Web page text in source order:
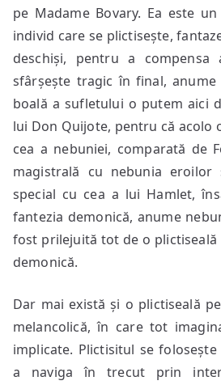
pe Madame Bovary. Ea este
individ care se plictisește,
deschiși, pentru a compensa
sfârșește tragic în final, anume
boală a sufletului o putem aici
lui Don Quijote, pentru că acolo
cea a nebuniei, comparată de
magistrală cu nebunia eroilor
special cu cea a lui Hamlet,
fantezia demonică, anume
fost prilejuită tot de o plictiseală
demonică.
Dar mai există și o plictiseală
melancolică, în care tot
implicate. Plictisitul se
a naviga în trecut prin